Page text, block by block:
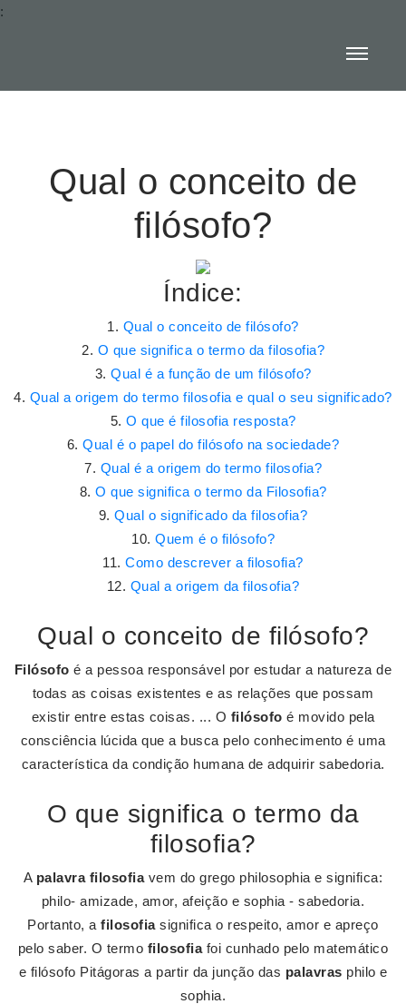
:
Qual o conceito de
filósofo?
Índice:
Qual o conceito de filósofo?
O que significa o termo da filosofia?
Qual é a função de um filósofo?
Qual a origem do termo filosofia e qual o seu significado?
O que é filosofia resposta?
Qual é o papel do filósofo na sociedade?
Qual é a origem do termo filosofia?
O que significa o termo da Filosofia?
Qual o significado da filosofia?
Quem é o filósofo?
Como descrever a filosofia?
Qual a origem da filosofia?
Qual o conceito de filósofo?
Filósofo é a pessoa responsável por estudar a natureza de
todas as coisas existentes e as relações que possam
existir entre estas coisas. ... O filósofo é movido pela
consciência lúcida que a busca pelo conhecimento é uma
característica da condição humana de adquirir sabedoria.
O que significa o termo da
filosofia?
A palavra filosofiavem do grego philosophia e significa:
philo- amizade, amor, afeição e sophia - sabedoria.
Portanto, afilosofiasignifica o respeito, amor e apreço
pelo saber. O termo filosofiafoi cunhado pelo matemático
e filósofo Pitágoras a partir da junção das palavras philo e
sophia.